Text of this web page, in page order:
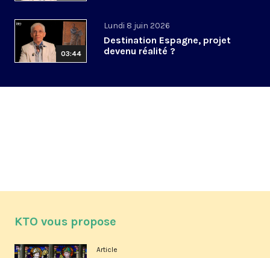
03:44
Lundi 8 juin 2026
Destination Espagne, projet
devenu réalité ?
KTO vous propose
Article